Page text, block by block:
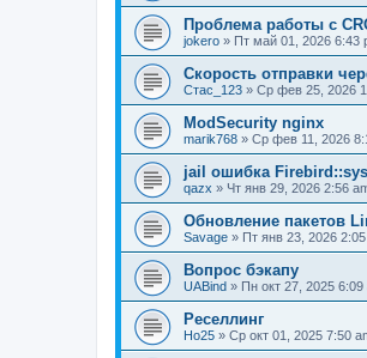
Проблема работы с
jokero » Пт май 01, 2026 6:43
Скорость отправки
Стас_123 » Ср фев 25, 2026
ModSecurity nginx
marik768 » Ср фев 11, 2026
jail ошибка
qazx » Чт янв 29, 2026 2:56
Обновление пакетов
Savage » Пт янв 23, 2026
Вопрос бэкапу
UABind » Пн окт 27, 2025
Реселлинг
Ho25 » Ср окт 01, 2025 7:50